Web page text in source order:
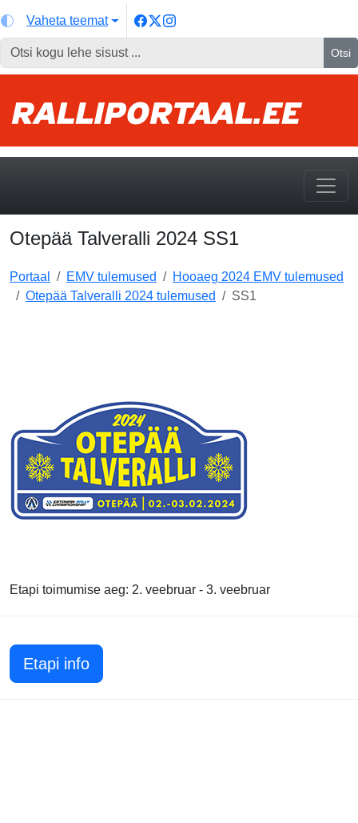
Vaheta teemat
Otsi
Otepää Talveralli 2024 SS1
Portaal EMV tulemused
Hooaeg 2024 EMV tulemused
Otepää Talveralli 2024 tulemused
SS1
Etapi toimumise aeg: 2. veebruar - 3. veebruar
Etapi info